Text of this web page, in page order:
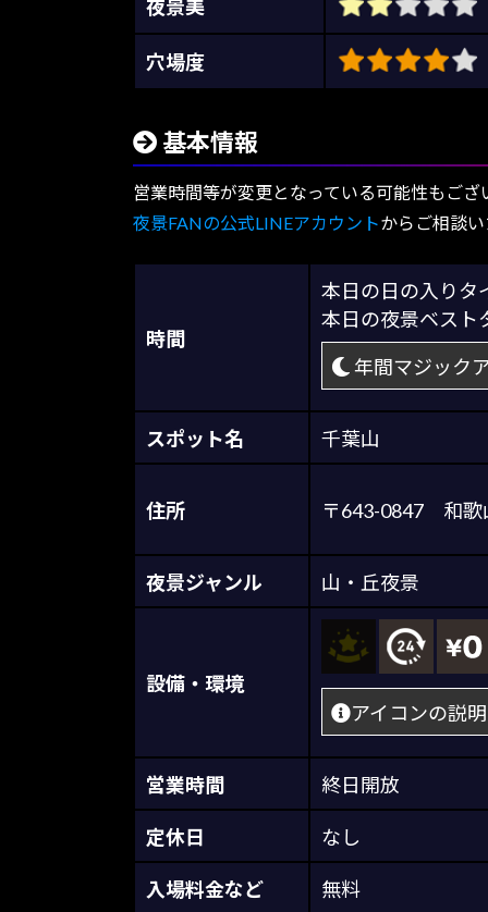
夜景美
穴場度
基本情報
営業時間等が変更となっている可能性もござ
夜景FANの公式LINEアカウントからご相談
時間
本日の日の入り
本日の夜景ベス
年間マジック
スポット名 千葉山
住所 〒643-0847 和
夜景ジャンル 山・丘夜景
設備・環境
アイコンの説明
営業時間 終日開放
定休日 なし
入場料金など 無料